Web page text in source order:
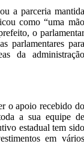
a parceria mantida
como “uma mão
o parlamentar
parlamentares para
da administração
o apoio recebido do
a sua equipe de
estadual tem sido
em vários